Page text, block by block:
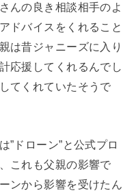
んの良き相談相手のよ
ドバイスをくれること
は昔ジャニーズに入り
応援してくれるんでし
てくれていたそうで
”ドローン”と公式プロ
これも父親の影響で
ンから影響を受けたん